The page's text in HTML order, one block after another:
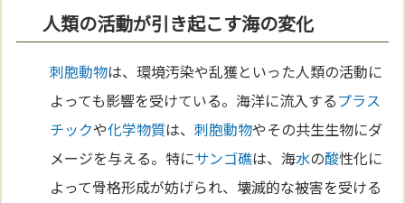
人類の活動が引き起こす海の変化
刺胞動物は、環境汚染や乱獲といった人類の活動に
よっても影響を受けている。海洋に流入するプラス
チックや化学物質は、刺胞動物やその共生生物にダ
メージを与える。特にサンゴ礁は、海水の酸性化に
よって骨格形成が妨げられ、壊滅的な被害を受ける